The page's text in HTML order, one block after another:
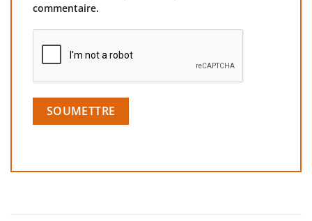
commentaire.